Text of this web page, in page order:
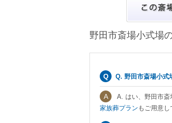
野田市斎場小式場
Q. 野田市斎場小式
A. はい、野田市斎
家族葬プラン もご用意し